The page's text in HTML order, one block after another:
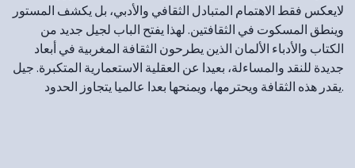
لايعكس فقط الاهتمام المتبادل الثقافي والأدبي، بل يكشف المستور
وينطق المسكوت في الثقافتين. لهذا يفتح الباب لجيل جديد من
الكتاب والأدباء الألمان الذين يطرحون الثقافة المغربية في أبعاد
جديدة للنقد والمساءلة، بعيدا عن العقلية الاستعمارية المتكبرة. جيل
يقدر هذه الثقافة ويحترمها، ويمنحها بعدا عالميا يتجاوز الحدود.